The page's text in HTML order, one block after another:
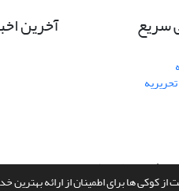
کوکی ها برای اطمینان از ارائه بهترین
آخرین
نشریات علمی.طراحی و پیاده سازی از